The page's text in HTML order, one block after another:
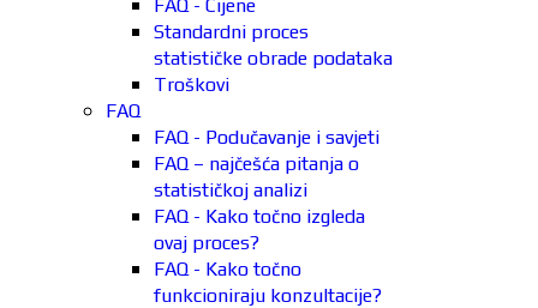
FAQ - Cijene
Standardni proces
statističke obrade podataka
Troškovi
FAQ
FAQ - Podučavanje i savjeti
FAQ – najčešća pitanja o
statističkoj analizi
FAQ - Kako točno izgleda
ovaj proces?
FAQ - Kako točno
funkcioniraju konzultacije?